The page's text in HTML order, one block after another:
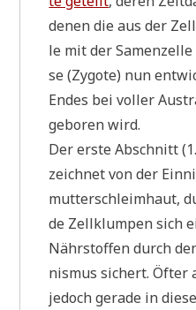
denen die aus der
le mit der
se (Zygo­te) nun
Endes bei vol­ler
gebo­ren wird.
Der erste Abschnitt
zeich­net von der
mut­ter­schleim­haut,
de Zell­klum­pen sich
Nähr­stof­fen durch
nis­mus sichert. Öfter
jedoch gera­de in